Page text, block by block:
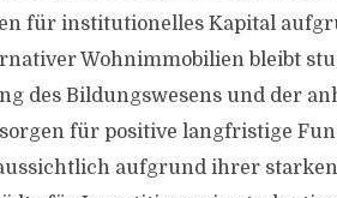
für institutionelles Kapital
Wohnimmobilien bleibt
des Bildungswesens und der
für positive langfristige
aufgrund ihrer